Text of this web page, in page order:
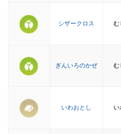
シザークロス む
ぎんいろのかぜ む
いわおとし い